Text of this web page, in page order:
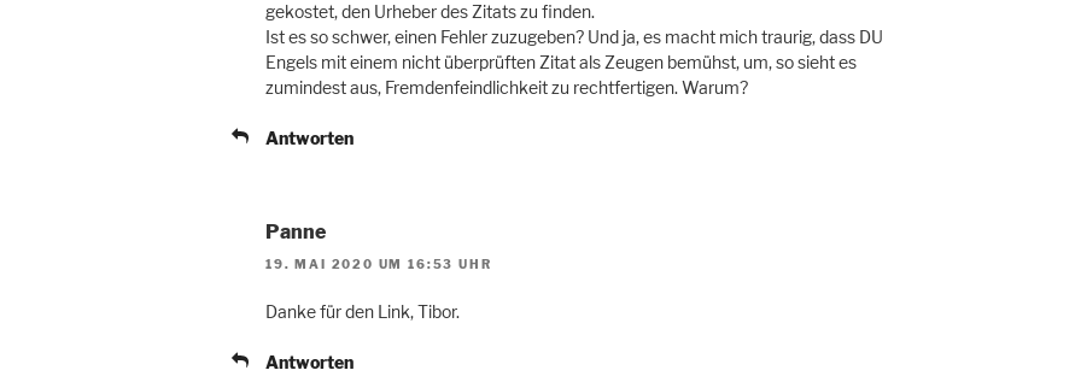
gekostet, den Urheber des Zitats zu finden.
Ist es so schwer, einen Fehler zuzugeben? Und ja, es macht mich traurig, dass DU
Engels mit einem nicht überprüften Zitat als Zeugen bemühst, um, so sieht es
zumindest aus, Fremdenfeindlichkeit zu rechtfertigen. Warum?
Antworten
Panne
19. MAI 2020 UM 16:53 UHR
Danke für den Link, Tibor.
Antworten